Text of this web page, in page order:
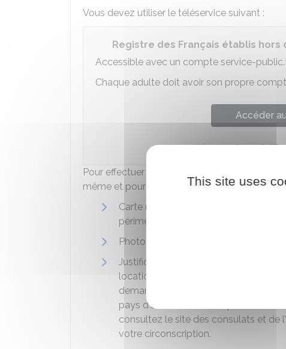
Vous devez utiliser le téléservice suivant :
Registre des Français établis
Accessible avec un compte service-
Chaque adulte doit avoir son propre
Accéder
Ministère chargé de
Pour effectuer votre demande, vous devez
même et pour chacun des enfants que vous
Carte nationale d'identité française
périmé depuis moins de 2 ans)
Photo d'identité récente (moins de 6
Justificatif de résidence dans le pays
location, facture récente
demandée par le chef du consulat. Il
pays d'accueil. Par exemple, aux
consultez le site des consulats et de
votre circonscription.
This site uses